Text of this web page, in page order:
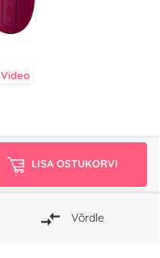
Video
LISA OSTUKORVI
Võrdle